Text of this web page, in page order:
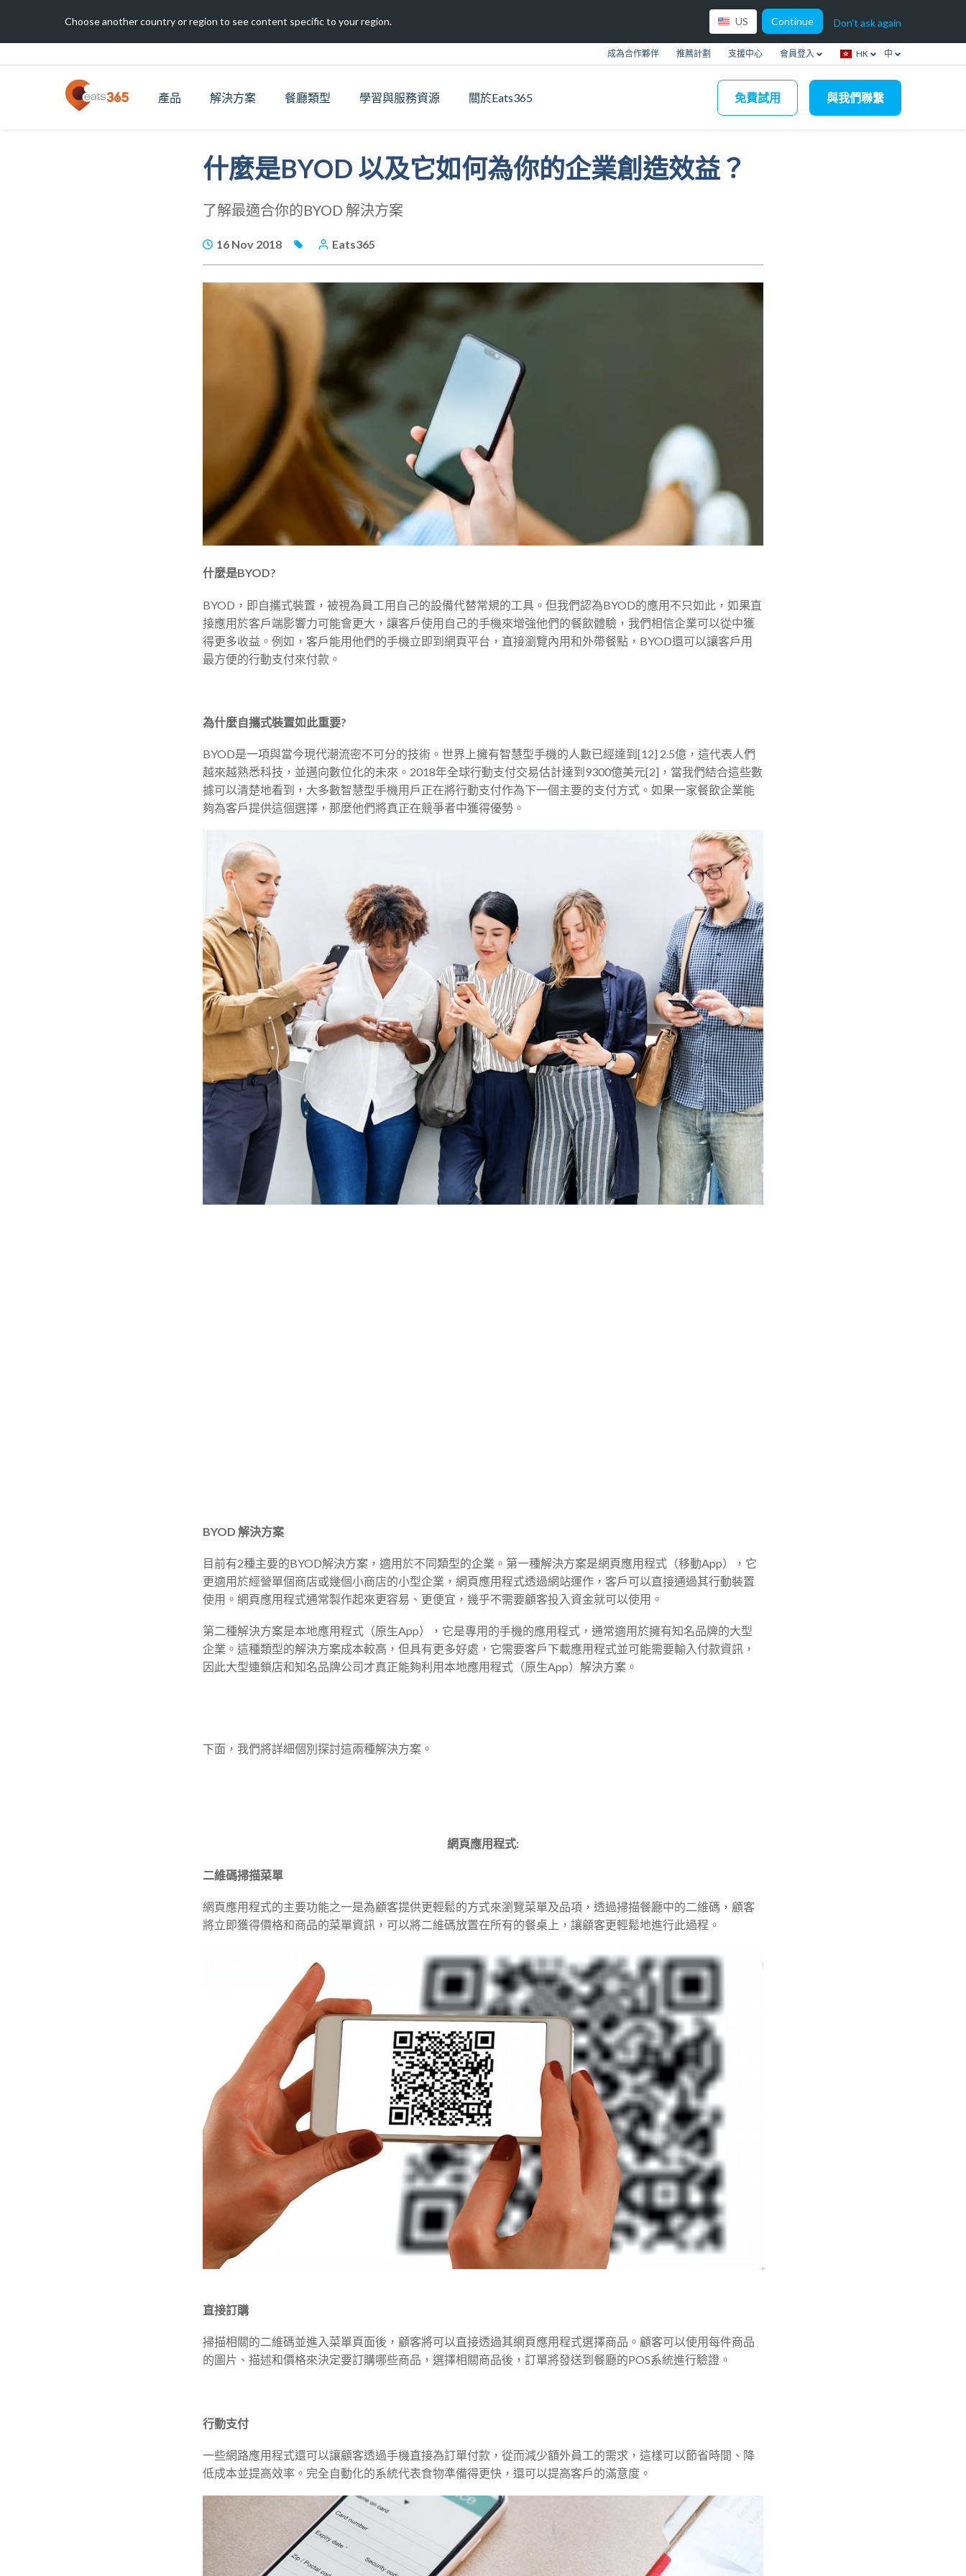
Choose another country or region to see content specific to your region. US Continue Don't ask again
成為合作夥伴 推薦計劃 支援中心 會員登入 HK 中
產品 解決方案 餐廳類型 學習與服務資源 關於Eats365 免費試用 與我們聯繫
什麼是BYOD 以及它如何為你的企業創造效益？
了解最適合你的BYOD 解決方案
16 Nov 2018 Eats365
什麼是BYOD?
BYOD，即自攜式裝置，被視為員工用自己的設備代替常規的工具。但我們認為BYOD的應用不只如此，如果直
接應用於客戶端影響力可能會更大，讓客戶使用自己的手機來增強他們的餐飲體驗，我們相信企業可以從中獲
得更多收益。例如，客戶能用他們的手機立即到網頁平台，直接瀏覽內用和外帶餐點，BYOD還可以讓客戶用
最方便的行動支付來付款。
為什麼自攜式裝置如此重要?
BYOD是一項與當今現代潮流密不可分的技術。世界上擁有智慧型手機的人數已經達到[12] 2.5億，這代表人們
越來越熟悉科技，並邁向數位化的未來。2018年全球行動支付交易估計達到9300億美元[2]，當我們結合這些數
據可以清楚地看到，大多數智慧型手機用戶正在將行動支付作為下一個主要的支付方式。如果一家餐飲企業能
夠為客戶提供這個選擇，那麼他們將真正在競爭者中獲得優勢。
BYOD 解決方案
目前有2種主要的BYOD解決方案，適用於不同類型的企業。第一種解決方案是網頁應用程式（移動App），它
更適用於經營單個商店或幾個小商店的小型企業，網頁應用程式透過網站運作，客戶可以直接通過其行動裝置
使用。網頁應用程式通常製作起來更容易、更便宜，幾乎不需要顧客投入資金就可以使用。
第二種解決方案是本地應用程式（原生App），它是專用的手機的應用程式，通常適用於擁有知名品牌的大型
企業。這種類型的解決方案成本較高，但具有更多好處，它需要客戶下載應用程式並可能需要輸入付款資訊，
因此大型連鎖店和知名品牌公司才真正能夠利用本地應用程式（原生App）解決方案。
下面，我們將詳細個別探討這兩種解決方案。
網頁應用程式:
二維碼掃描菜單
網頁應用程式的主要功能之一是為顧客提供更輕鬆的方式來瀏覽菜單及品項，透過掃描餐廳中的二維碼，顧客
將立即獲得價格和商品的菜單資訊，可以將二維碼放置在所有的餐桌上，讓顧客更輕鬆地進行此過程。
直接訂購
掃描相關的二維碼並進入菜單頁面後，顧客將可以直接透過其網頁應用程式選擇商品。顧客可以使用每件商品
的圖片、描述和價格來決定要訂購哪些商品，選擇相關商品後，訂單將發送到餐廳的POS系統進行驗證。
行動支付
一些網路應用程式還可以讓顧客透過手機直接為訂單付款，從而減少額外員工的需求，這樣可以節省時間、降
低成本並提高效率。完全自動化的系統代表食物準備得更快，還可以提高客戶的滿意度。